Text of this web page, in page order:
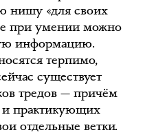
нишу «для своих
при умении можно
информацию.
терпимо,
существует
тредов — причём
и практикующих
отдельные ветки.